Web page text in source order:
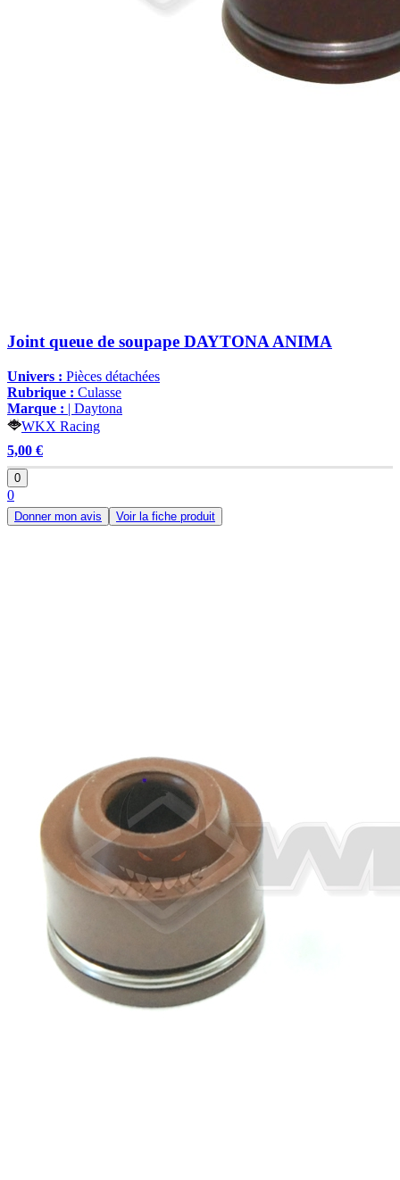
Joint queue de soupape DAYTONA ANIMA
Univers : Pièces détachées
Rubrique : Culasse
Marque : | Daytona
WKX Racing
5,00 €
0
0
Donner mon avis Voir la fiche produit